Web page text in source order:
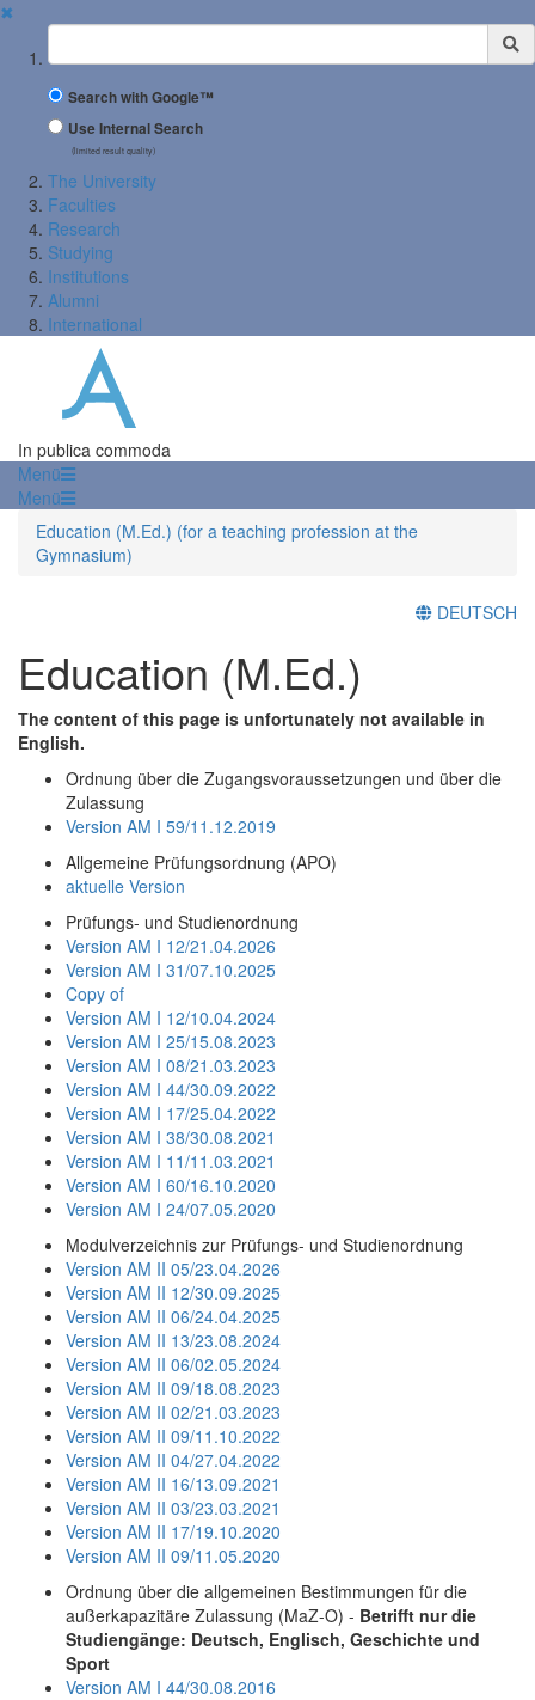
✖
Suchbegriff
Search with Google™
Use Internal Search
(limited result quality)
The University
Faculties
Research
Studying
Institutions
Alumni
International
In publica commoda
Menü
Menü
Education (M.Ed.) (for a teaching profession at the
Gymnasium)
DEUTSCH
Education (M.Ed.)
The content of this page is unfortunately not available in
English.
Ordnung über die Zugangsvoraussetzungen und über die
Zulassung
Version AM I 59/11.12.2019
Allgemeine Prüfungsordnung (APO)
aktuelle Version
Prüfungs- und Studienordnung
Version AM I 12/21.04.2026
Version AM I 31/07.10.2025
Copy of
Version AM I 12/10.04.2024
Version AM I 25/15.08.2023
Version AM I 08/21.03.2023
Version AM I 44/30.09.2022
Version AM I 17/25.04.2022
Version AM I 38/30.08.2021
Version AM I 11/11.03.2021
Version AM I 60/16.10.2020
Version AM I 24/07.05.2020
Modulverzeichnis zur Prüfungs- und Studienordnung
Version AM II 05/23.04.2026
Version AM II 12/30.09.2025
Version AM II 06/24.04.2025
Version AM II 13/23.08.2024
Version AM II 06/02.05.2024
Version AM II 09/18.08.2023
Version AM II 02/21.03.2023
Version AM II 09/11.10.2022
Version AM II 04/27.04.2022
Version AM II 16/13.09.2021
Version AM II 03/23.03.2021
Version AM II 17/19.10.2020
Version AM II 09/11.05.2020
Ordnung über die allgemeinen Bestimmungen für die
außerkapazitäre Zulassung (MaZ-O) - Betrifft nur die
Studiengänge: Deutsch, Englisch, Geschichte und
Sport
Version AM I 44/30.08.2016